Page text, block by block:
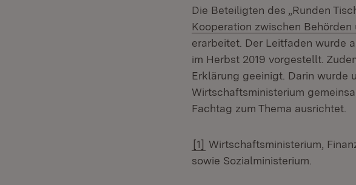
Die Beteiligten des „Runden
Kooperation zwischen
erarbeitet. Der Leitfaden wurde
im Herbst 2019 vorgestellt.
Erklärung geeinigt. Darin wurde
Wirtschaftsministerium
Fachtag zum Thema ausrichtet.
[1] Wirtschaftsministerium,
sowie Sozialministerium.